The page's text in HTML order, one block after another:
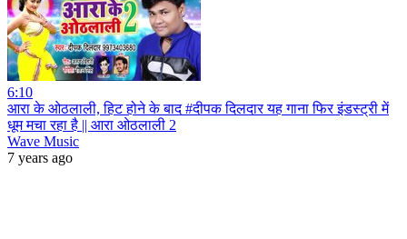
6:10
आरा के ओठलाली, हिट होने के बाद #दीपक दिलदार यह गाना फिर इंडस्ट्री में
धूम मचा रहा है || आरा ओठलाली 2
Wave Music
7 years ago